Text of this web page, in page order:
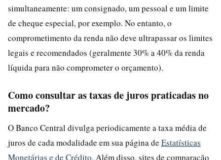
simultaneamente: um consignado, um pessoal e um limite
de cheque especial, por exemplo. No entanto, o
comprometimento da renda não deve ultrapassar os limites
legais e recomendados (geralmente 30% a 40% da renda
líquida para não comprometer o orçamento).
Como consultar as taxas de juros praticadas no
mercado?
O Banco Central divulga periodicamente a taxa média de
juros de cada modalidade em sua página de Estatísticas
Monetárias e de Crédito. Além disso, sites de comparação